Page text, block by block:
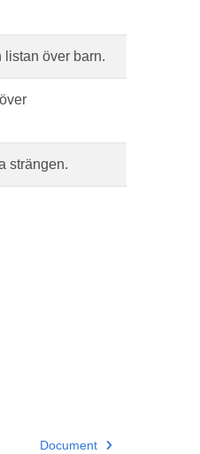
listan över barn.
strängen.
Document